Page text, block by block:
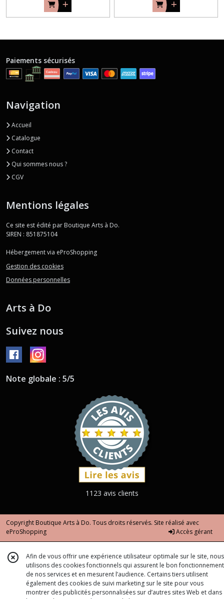
Paiements sécurisés
Navigation
Accueil
Catalogue
Contact
Qui sommes nous ?
CGV
Mentions légales
Ce site est édité par Boutique Arts à Do.
SIREN : 851875104
Hébergement via eProShopping
Gestion des cookies
Données personnelles
Arts à Do
Suivez nous
Note globale : 5/5
1123 avis clients
Copyright Boutique Arts à Do. Tous droits réservés. Site réalisé avec
eProShopping
Accès gérant
Afin de vous offrir une expérience utilisateur optimale sur le site, nous
utilisons des cookies fonctionnels qui assurent le bon fonctionnement
de nos services et en mesurent l’audience. Certains tiers utilisent
également des cookies de suivi marketing sur le site pour vous
montrer des publicités personnalisées sur d’autres sites Web et dans